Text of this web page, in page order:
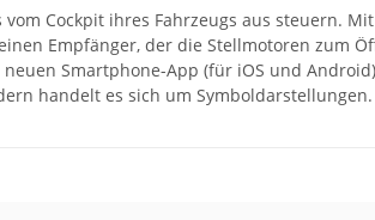
Cockpit ihres Fahrzeugs aus steuern.
Empfänger, der die Stellmotoren zum
Smartphone-App (für iOS und
handelt es sich um Symboldarstellungen.